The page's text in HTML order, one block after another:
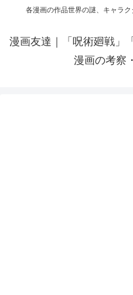
各漫画の作品世界の謎、キャラ
漫画友達｜「呪術廻戦」
漫画の考察